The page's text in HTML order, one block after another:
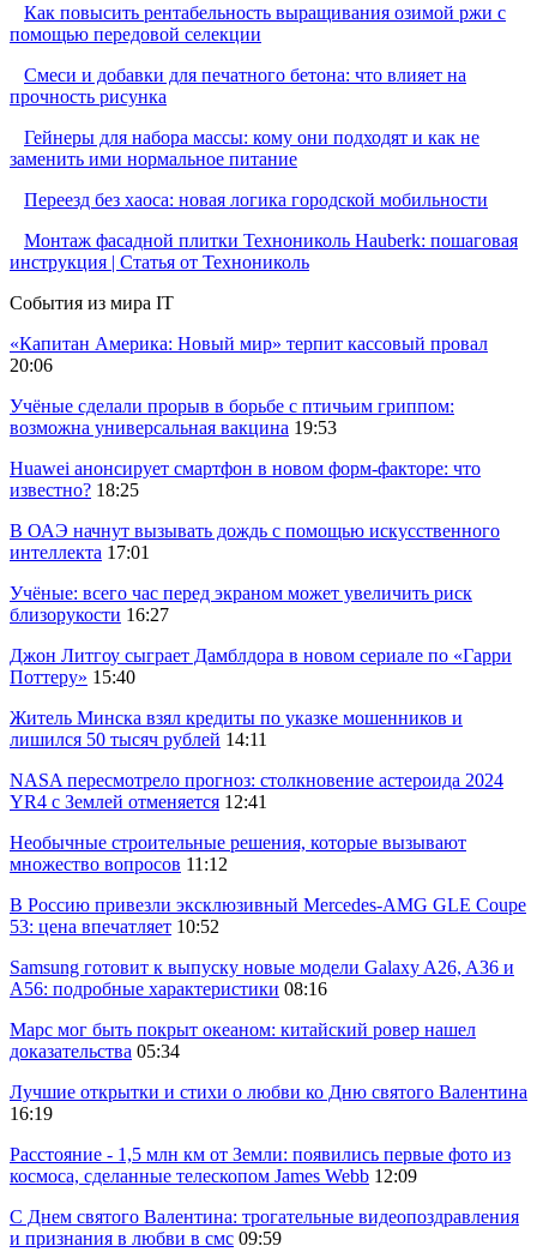
Как повысить рентабельность выращивания озимой ржи с
помощью передовой селекции
Смеси и добавки для печатного бетона: что влияет на
прочность рисунка
Гейнеры для набора массы: кому они подходят и как не
заменить ими нормальное питание
Переезд без хаоса: новая логика городской мобильности
Монтаж фасадной плитки Технониколь Hauberk: пошаговая
инструкция | Статья от Технониколь
События из мира IT
«Капитан Америка: Новый мир» терпит кассовый провал
20:06
Учёные сделали прорыв в борьбе с птичьим гриппом:
возможна универсальная вакцина 19:53
Huawei анонсирует смартфон в новом форм-факторе: что
известно? 18:25
В ОАЭ начнут вызывать дождь с помощью искусственного
интеллекта 17:01
Учёные: всего час перед экраном может увеличить риск
близорукости 16:27
Джон Литгоу сыграет Дамблдора в новом сериале по «Гарри
Поттеру» 15:40
Житель Минска взял кредиты по указке мошенников и
лишился 50 тысяч рублей 14:11
NASA пересмотрело прогноз: столкновение астероида 2024
YR4 с Землей отменяется 12:41
Необычные строительные решения, которые вызывают
множество вопросов 11:12
В Россию привезли эксклюзивный Mercedes-AMG GLE Coupe
53: цена впечатляет 10:52
Samsung готовит к выпуску новые модели Galaxy A26, A36 и
A56: подробные характеристики 08:16
Марс мог быть покрыт океаном: китайский ровер нашел
доказательства 05:34
Лучшие открытки и стихи о любви ко Дню святого Валентина
16:19
Расстояние - 1,5 млн км от Земли: появились первые фото из
космоса, сделанные телескопом James Webb 12:09
С Днем святого Валентина: трогательные видеопоздравления
и признания в любви в смс 09:59